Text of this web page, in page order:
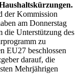
der Kommission
am Donnerstag
die Unterstützung des
zu
EU27 beschlossen
darauf, die
Mehrjährigen